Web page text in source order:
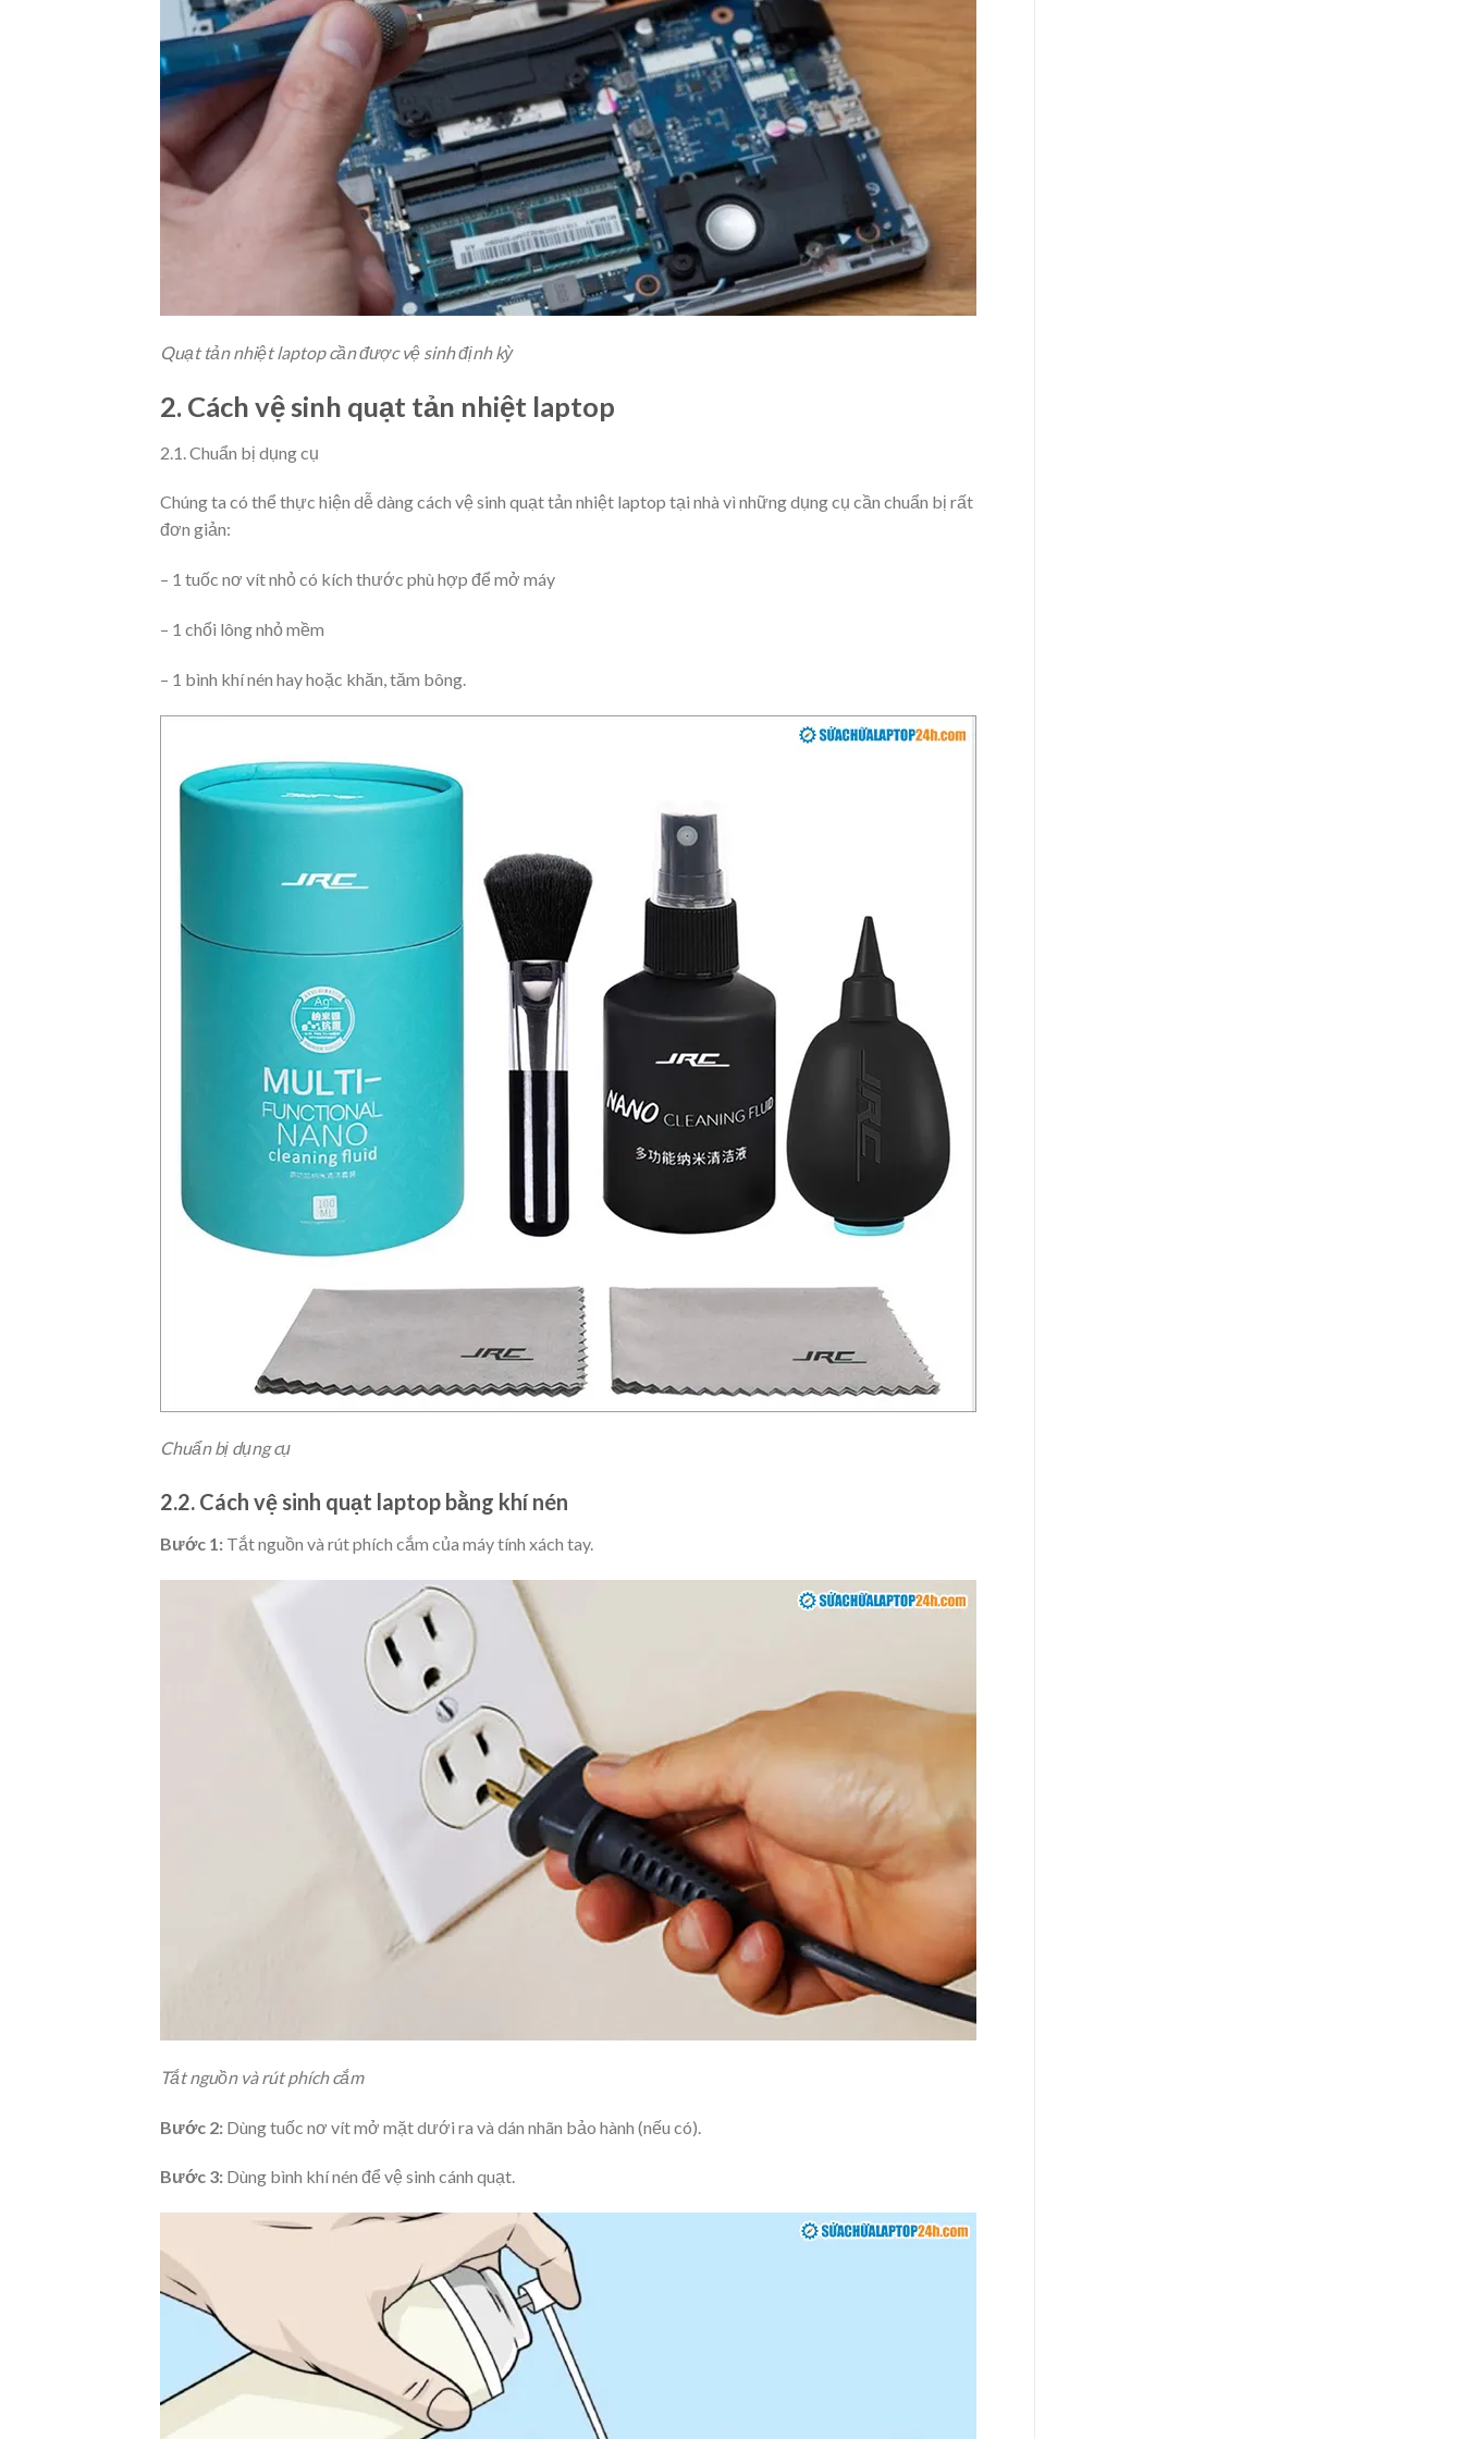
Quạt tản nhiệt laptop cần được vệ sinh định kỳ
2. Cách vệ sinh quạt tản nhiệt laptop
2.1. Chuẩn bị dụng cụ
Chúng ta có thể thực hiện dễ dàng cách vệ sinh quạt tản nhiệt laptop tại nhà vì những dụng cụ cần chuẩn bị rất
đơn giản:
– 1 tuốc nơ vít nhỏ có kích thước phù hợp để mở máy
– 1 chổi lông nhỏ mềm
– 1 bình khí nén hay hoặc khăn, tăm bông.
Chuẩn bị dụng cụ
2.2. Cách vệ sinh quạt laptop bằng khí nén
Bước 1: Tắt nguồn và rút phích cắm của máy tính xách tay.
Tắt nguồn và rút phích cắm
Bước 2: Dùng tuốc nơ vít mở mặt dưới ra và dán nhãn bảo hành (nếu có).
Bước 3: Dùng bình khí nén để vệ sinh cánh quạt.